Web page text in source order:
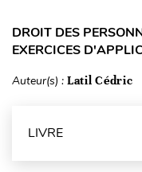
DROIT DES
EXERCICES
Auteur(s) : Latil Cédric
LIVRE